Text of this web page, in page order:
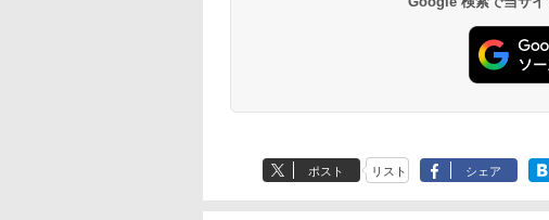
ポスト リスト シェア